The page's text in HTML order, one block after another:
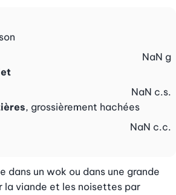
NaN g
, grossièrement hachées
NaN c.s.
NaN c.c.
dans un wok ou dans une grande
la viande et les noisettes par